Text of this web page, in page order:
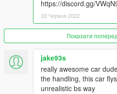
https://discord.gg/
02 Червня 2022
Показати
jake93s
really awesome car
the handling, this car
unrealistic bs way